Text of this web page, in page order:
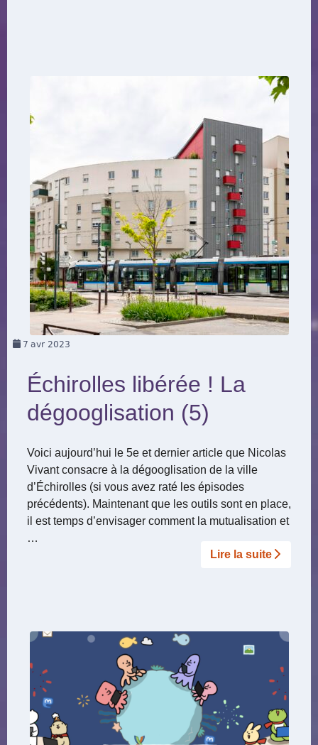
7 avr 2023
Échirolles libérée ! La
dégooglisation (5)
Voici aujourd’hui le 5e et dernier article que Nicolas
Vivant consacre à la dégooglisation de la ville
d’Échirolles (si vous avez raté les épisodes
précédents). Maintenant que les outils sont en place,
il est temps d’envisager comment la mutualisation et
…
Lire la suite­­